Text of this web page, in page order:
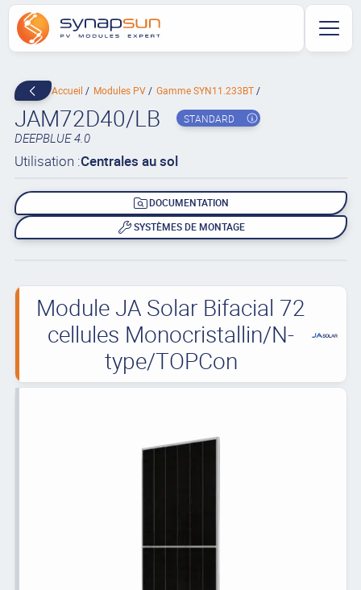
Accueil Modules PV Gamme SYN11.233BT
JAM72D40/LB STANDARD
DEEPBLUE 4.0
Utilisation :Centrales au sol
DOCUMENTATION
SYSTÈMES DE MONTAGE
Module JA Solar Bifacial 72
cellules Monocristallin/N-
type/TOPCon